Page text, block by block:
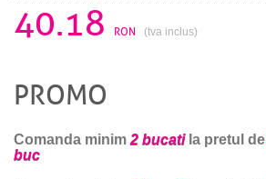
40.18 RON (tva inclus)
PROMO
Comanda minim 2 bucatila pretul de
buc